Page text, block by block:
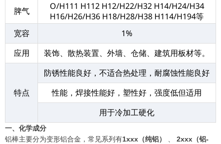
脾气
O/H111 H112 H12/H22/H32 H14/H24/H34
H16/H26/H36 H18/H28/H38 H114/H194等
宽容
1%
应用
装饰、散热装置、外墙、仓储、建筑用板材等。
特点
防锈性能良好，不适合热处理，耐腐蚀性能良好
性能，焊接性能好，塑性好，强度低但适用
用于冷加工硬化
一、化学成分
铝棒主要分为变形铝合金，常见系列有1xxx（纯铝）
2xxx（铝-